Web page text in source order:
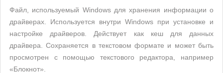
Файл, используемый Windows для хранения информации о
драйверах. Используется внутри Windows при установке и
настройке драйверов. Действует как кеш для данных
драйвера. Сохраняется в текстовом формате и может быть
просмотрен с помощью текстового редактора, например
«Блокнот».